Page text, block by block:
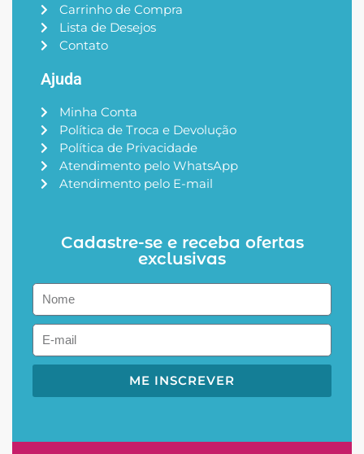
Carrinho de Compra
Lista de Desejos
Contato
Ajuda
Minha Conta
Política de Troca e Devolução
Política de Privacidade
Atendimento pelo WhatsApp
Atendimento pelo E-mail
Cadastre-se e receba ofertas
exclusivas
ME INSCREVER